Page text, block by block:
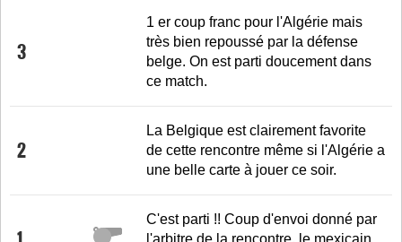
3
1 er coup franc pour l'Algérie mais
très bien repoussé par la défense
belge. On est parti doucement dans
ce match.
2
La Belgique est clairement favorite
de cette rencontre même si l'Algérie a
une belle carte à jouer ce soir.
C'est parti !! Coup d'envoi donné par
l'arbitre de la rencontre, le mexicain